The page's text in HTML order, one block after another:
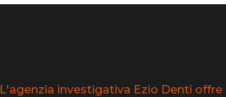
L'agenzia investigativa Ezio Denti